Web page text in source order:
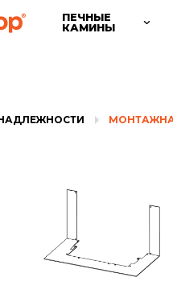
ПЕЧНЫЕ
КАМИНЫ